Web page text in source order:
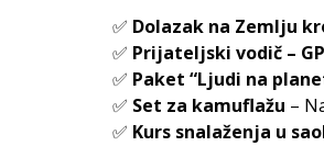
✅ Dolazak na Zemlju
✅ Prijateljski vodič –
✅ Paket “Ljudi na
✅ Set za kamuflažu –
✅ Kurs snalaženja u